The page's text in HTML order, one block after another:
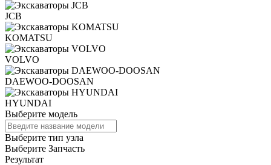
JCB
KOMATSU
VOLVO
DAEWOO-DOOSAN
HYUNDAI
Выберите модель
Выберите тип узла
Выберите Запчасть
Результат